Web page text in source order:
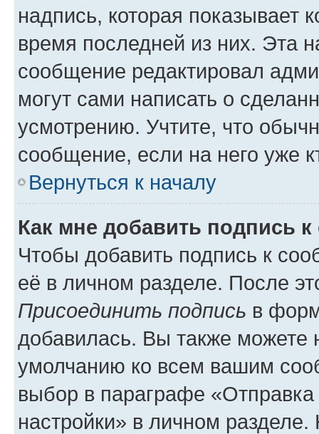
надпись, которая показывает
время последней из них. Эта
сообщение редактировал
могут сами написать о
усмотрению. Учтите, что
сообщение, если на него уже
Вернуться к началу
Как мне добавить подпись
Чтобы добавить подпись к
её в личном разделе. После
Присоединить подпись в
добавилась. Вы также можете
умолчанию ко всем вашим
выбор в параграфе
настройки» в личном